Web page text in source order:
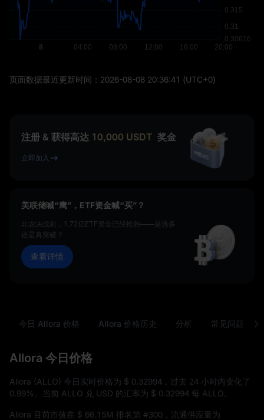
页面数据最近更新时间： 2026-08-08 20:36:41 (UTC+0)
注册 & 获得高达 10,000 USDT 奖金
立即加入
美联储喊“鹰”，ETF资金喊“买”？
非农决战前，1.72亿ETF资金已经抢跑——是诱多
还是真突破？
查看详情
今日 Allora 价格 Allora 价格历史 分析 常见问题
Allora 今日价格
Allora (ALLO) 今日实时价格为 $ 0.32994 ，过去 24 小时内变化了
0.99%
。当前 ALLO 兑 USD 的汇率为 $ 0.32994 每 ALLO。
Allora 目前市值在 $ 66.15M 排名第 #300 ，流通供应量为